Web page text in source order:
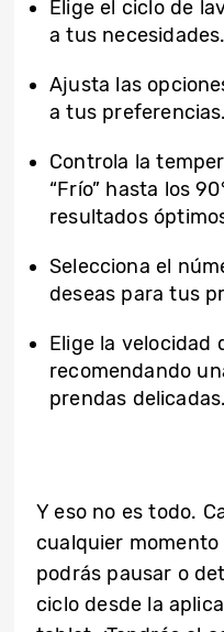
Elige el ciclo de
a tus necesidades.
Ajusta las
a tus preferencias.
Controla la
“Frío” hasta los
resultados
Selecciona el
deseas para tus
Elige la velocidad
recomendando
prendas delicadas.
Y eso no es todo.
cualquier
podrás pausar o
ciclo desde la